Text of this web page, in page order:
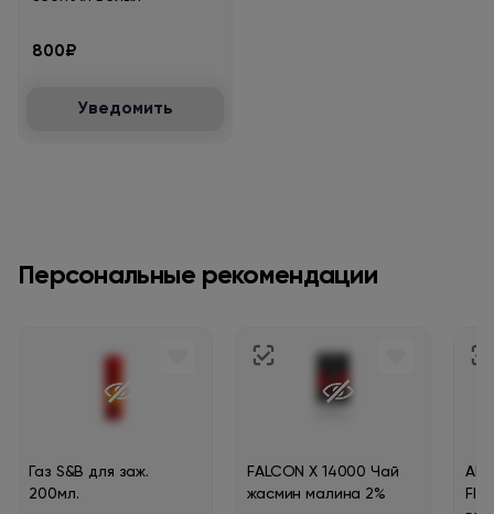
800₽
Уведомить
Персональные рекомендации
Газ S&B для заж.
200мл.
FALCON X 14000 Чай
жасмин малина 2%